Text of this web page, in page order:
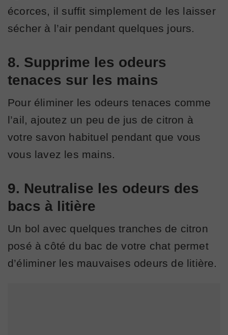
écorces, il suffit simplement de les laisser
sécher à l’air pendant quelques jours.
8. Supprime les odeurs
tenaces sur les mains
Pour éliminer les odeurs tenaces comme
l’ail, ajoutez un peu de jus de citron à
votre savon habituel pendant que vous
vous lavez les mains.
9. Neutralise les odeurs des
bacs à litière
Un bol avec quelques tranches de citron
posé à côté du bac de votre chat permet
d’éliminer les mauvaises odeurs de litière.